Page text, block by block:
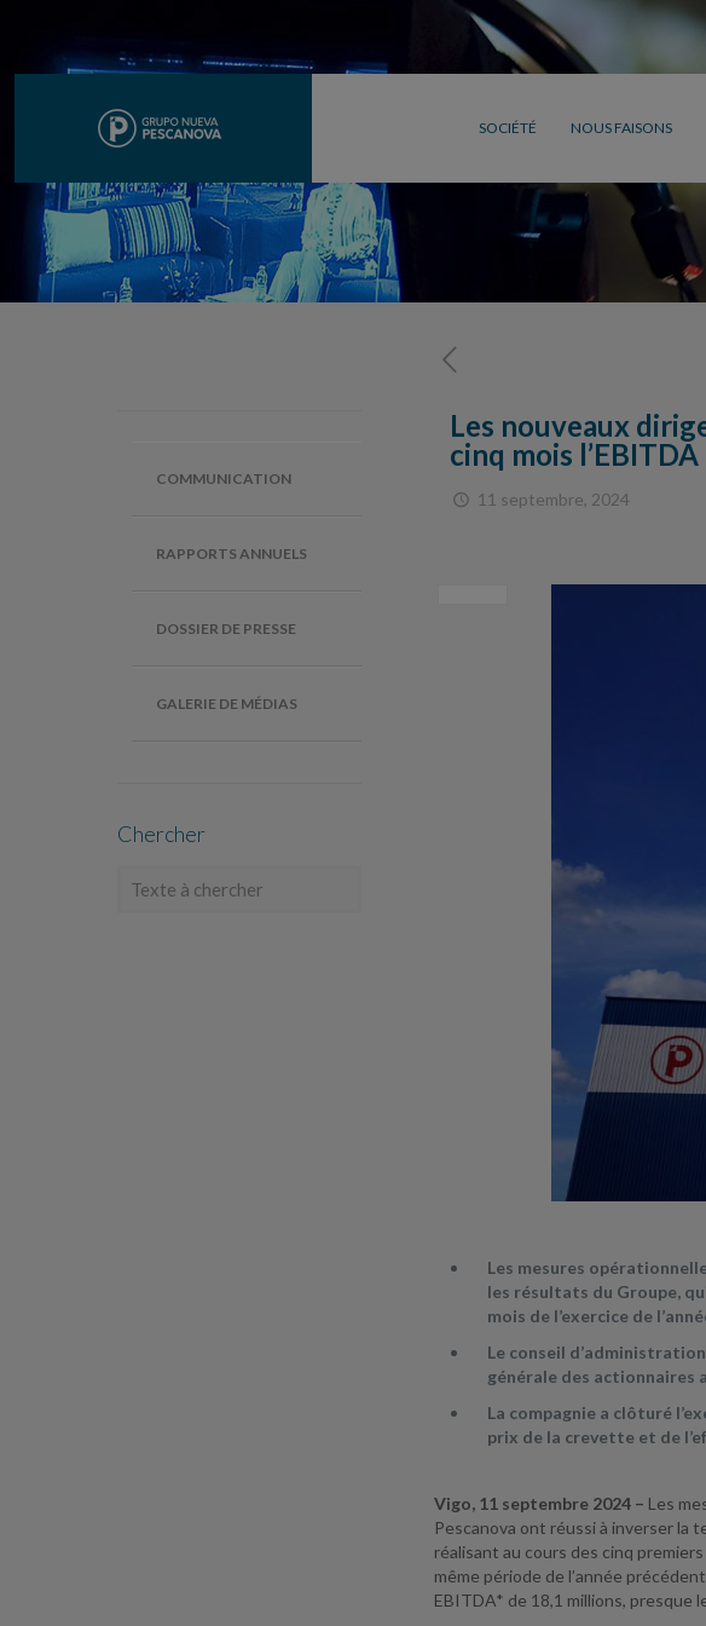
SOCIÉTÉ NOUS FAISONS
Les nouveaux
cinq mois
11 septembre, 2024
Les mesures
les résultats du Groupe,
mois de l’exercice de
Le conseil
générale des actionnaires
La compagnie a clôturé
prix de la crevette et de
Vigo, 11 septembre 2024 – Les
Pescanova ont réussi à inverser la
réalisant au cours des cinq
même période de l’année
EBITDA* de 18,1 millions, presque
COMMUNICATION
RAPPORTS ANNUELS
DOSSIER DE PRESSE
GALERIE DE MÉDIAS
Chercher